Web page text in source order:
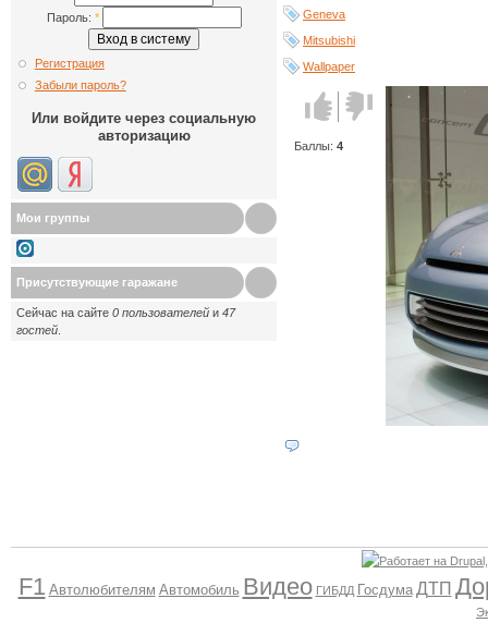
Пароль: *
Регистрация
Забыли пароль?
Или войдите через социальную
авторизацию
Мои группы
Присутствующие гаражане
Сейчас на сайте 0 пользователей и 47
гостей
Geneva
Mitsubishi
Wallpaper
Голос за!Голос
против!
Баллы: 4
F1 Автолюбителям Автомобиль Видео ГИБДД Госдума ДТП